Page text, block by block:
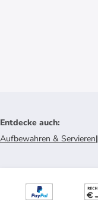
Entdecke auch:
Aufbewahren & Servieren|